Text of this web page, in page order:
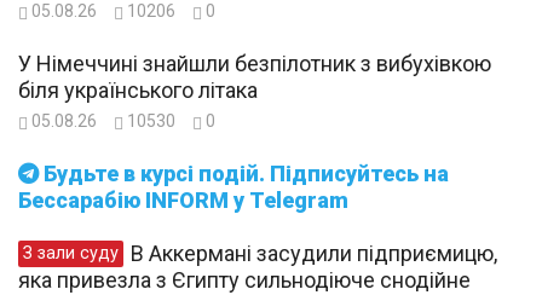
Будьте в курсі подій. Підписуйтесь на
Бессарабію INFORM у Telegram
05.08.26 10206 0
У Німеччині знайшли безпілотник з вибухівкою
біля українського літака
05.08.26 10530 0
З зали суду
яка привезла з Єгипту сильнодіюче снодійне